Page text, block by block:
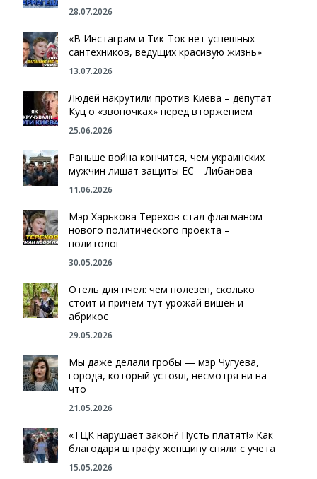
28.07.2026
«В Инстаграм и Тик-Ток нет успешных
сантехников, ведущих красивую жизнь»
13.07.2026
Людей накрутили против Киева – депутат
Куц о «звоночках» перед вторжением
25.06.2026
Раньше война кончится, чем украинских
мужчин лишат защиты ЕС – Либанова
11.06.2026
Мэр Харькова Терехов стал флагманом
нового политического проекта –
политолог
30.05.2026
Отель для пчел: чем полезен, сколько
стоит и причем тут урожай вишен и
абрикос
29.05.2026
Мы даже делали гробы — мэр Чугуева,
города, который устоял, несмотря ни на
что
21.05.2026
«ТЦК нарушает закон? Пусть платят!» Как
благодаря штрафу женщину сняли с учета
15.05.2026